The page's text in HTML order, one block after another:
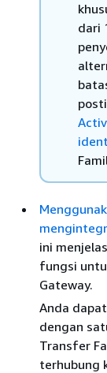
dari
ini
fungsi
Gateway.
Anda
dengan
Transfer
terhubung